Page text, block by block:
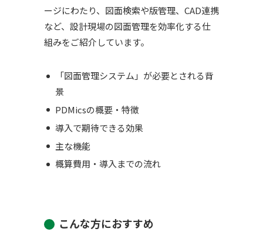
ージにわたり、図面検索や版管理、CAD連携
など、設計現場の図面管理を効率化する仕
組みをご紹介しています。
「図面管理システム」が必要とされる背
景
PDMicsの概要・特徴
導入で期待できる効果
主な機能
概算費用・導入までの流れ
こんな方におすすめ